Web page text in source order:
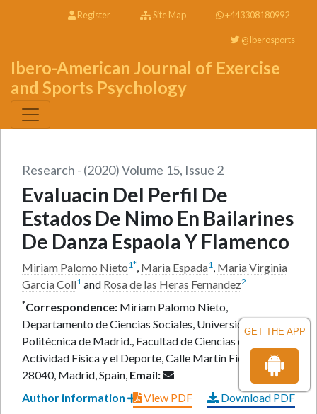
GET THE APP
Register Site Map +443308180992
@Iberosports
Ibero-American Journal of Exercise
and Sports Psychology
Research - (2020) Volume 15, Issue 2
Evaluacin Del Perfil De
Estados De Nimo En Bailarines
De Danza Espaola Y Flamenco
Miriam Palomo Nieto1*, Maria Espada1, Maria Virginia
Garcia Coll1 and Rosa de las Heras Fernandez2
*Correspondence: Miriam Palomo Nieto,
Departamento de Ciencias Sociales, Universidad
Politécnica de Madrid., Facultad de Ciencias de la
Actividad Física y el Deporte, Calle Martín Fierro, 7,
28040, Madrid, Spain, Email:
Author information
View PDF Download PDF